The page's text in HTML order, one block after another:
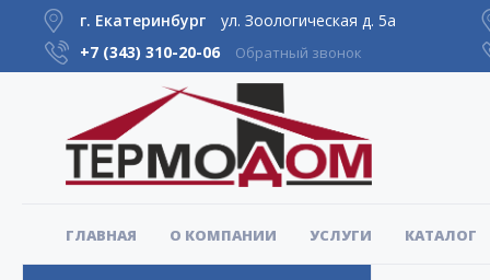
г. Екатеринбург
ул. Зоологическая д. 5а
+7 (343) 310-20-06 Обратный звонок
ГЛАВНАЯ О КОМПАНИИ УСЛУГИ КАТАЛОГ